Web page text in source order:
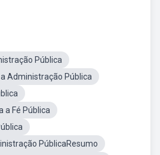
Pública
Administração Pública
a Fé Pública
PúblicaResumo